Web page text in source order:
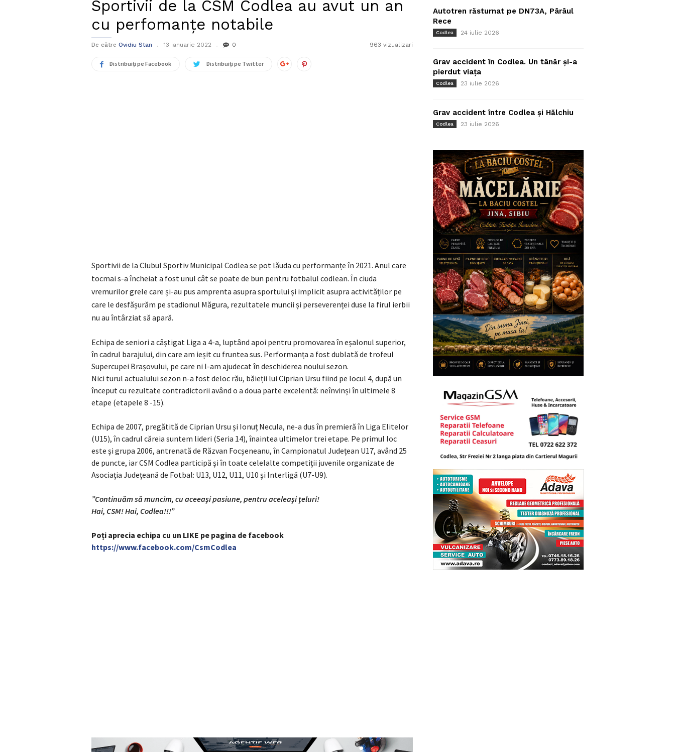
Sportivii de la CSM Codlea au avut un an
cu perfomanțe notabile
De către Ovidiu Stan 13 ianuarie 2022 0 963 vizualizari
Distribuiți pe Facebook Distribuiți pe Twitter
Sportivii de la Clubul Sportiv Municipal Codlea se pot lăuda cu performanțe în 2021. Anul care
tocmai s-a încheiat a fost unul cât se poate de bun pentru fotbalul codlean. În ciuda
vremurilor grele care și-au pus amprenta asupra sportului și implicit asupra activităților pe
care le desfășurăm pe stadionul Măgura, rezultatele muncii și perseverenței duse la firul ierbii
nu au întârziat să apară.
Echipa de seniori a câștigat Liga a 4-a, luptând apoi pentru promovarea în eșalonul superior,
în cadrul barajului, din care am ieșit cu fruntea sus. Performanța a fost dublată de trofeul
Supercupei Brașovului, pe care ni l-am ajudecat în deschiderea noului sezon.
Nici turul actualului sezon n-a fost deloc rău, băieții lui Ciprian Ursu fiind pe locul 4, după un
început cu rezultate contradictorii având o a doua parte excelentă: neînvinși în ultimele 8
etape (etapele 8 -15).
Echipa de 2007, pregătită de Ciprian Ursu și Ionuț Necula, ne-a dus în premieră în Liga Elitelor
(U15), în cadrul căreia suntem lideri (Seria 14), înaintea ultimelor trei etape. Pe primul loc
este și grupa 2006, antrenată de Răzvan Focșeneanu, în Campionatul Județean U17, având 25
de puncte, iar CSM Codlea participă și în toate celelalte competiții juvenile organizate de
Asociația Județeană de Fotbal: U13, U12, U11, U10 și Interligă (U7-U9).
”Continuăm să muncim, cu aceeași pasiune, pentru aceleași țeluri!
Hai, CSM! Hai, Codlea!!!”
Poți aprecia echipa cu un LIKE pe pagina de facebook
https://www.facebook.com/CsmCodlea
Autotren răsturnat pe DN73A, Pârâul
Rece
Codlea 24 iulie 2026
Grav accident în Codlea. Un tânăr și-a
pierdut viața
Codlea 23 iulie 2026
Grav accident între Codlea și Hălchiu
Codlea 23 iulie 2026